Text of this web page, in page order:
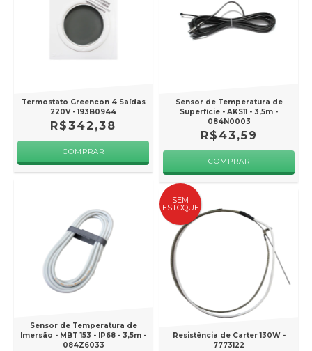
Termostato Greencon 4 Saídas
220V - 193B0944
R$342,38
Sensor de Temperatura de
Superfície - AKS11 - 3,5m -
084N0003
R$43,59
Sensor de Temperatura de
Imersão - MBT 153 - IP68 - 3,5m -
084Z6033
SEM
ESTOQUE
Resistência de Carter 130W -
7773122